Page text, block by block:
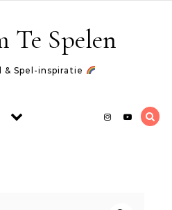
Te Spelen
& Spel-inspiratie